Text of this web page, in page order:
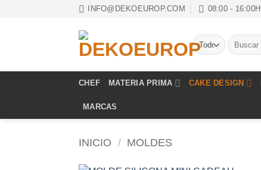
INFO@DEKOEUROP.COM 08:00 - 16:00H
Buscar
por:
CHEF MATERIA PRIMA CAKE DESIGN
MARCAS
INICIO / MOLDES